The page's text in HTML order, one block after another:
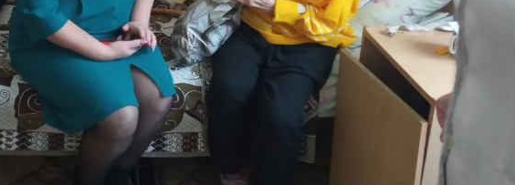
ПОДПИСАТЬСЯ
Электронные обращения